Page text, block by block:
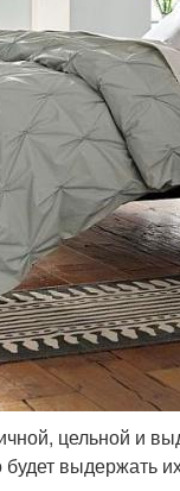
цельной и
выдержать